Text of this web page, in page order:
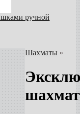
ручной
Шахматы »